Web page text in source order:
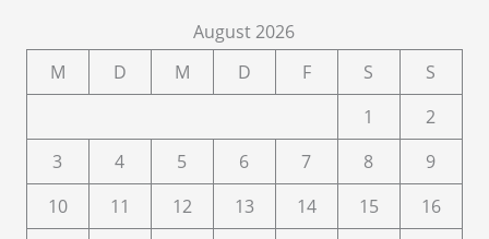
August 2026
M
D M D F S
S
1
2
3
4 5 6 7 8
9
10
11 12 13 14 15
16